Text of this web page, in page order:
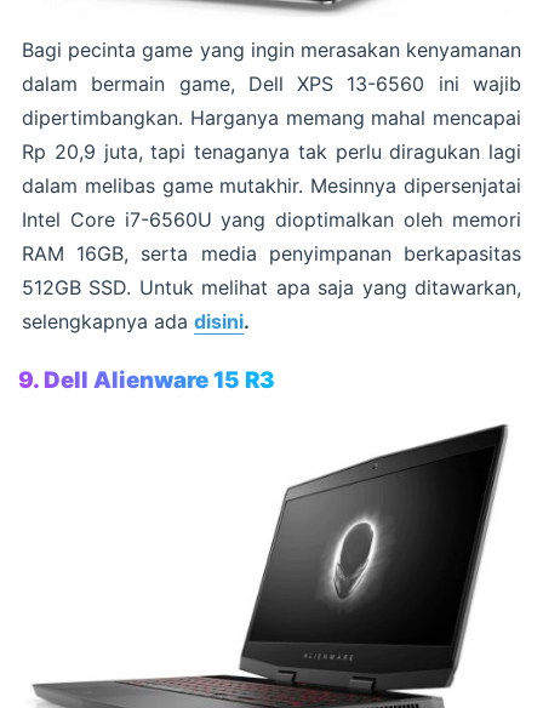
Bagi pecinta game yang ingin merasakan kenyamanan
dalam bermain game, Dell XPS 13-6560 ini wajib
dipertimbangkan. Harganya memang mahal mencapai
Rp 20,9 juta, tapi tenaganya tak perlu diragukan lagi
dalam melibas game mutakhir. Mesinnya dipersenjatai
Intel Core i7-6560U yang dioptimalkan oleh memori
RAM 16GB, serta media penyimpanan berkapasitas
512GB SSD. Untuk melihat apa saja yang ditawarkan,
selengkapnya ada disini.
9. Dell Alienware 15 R3